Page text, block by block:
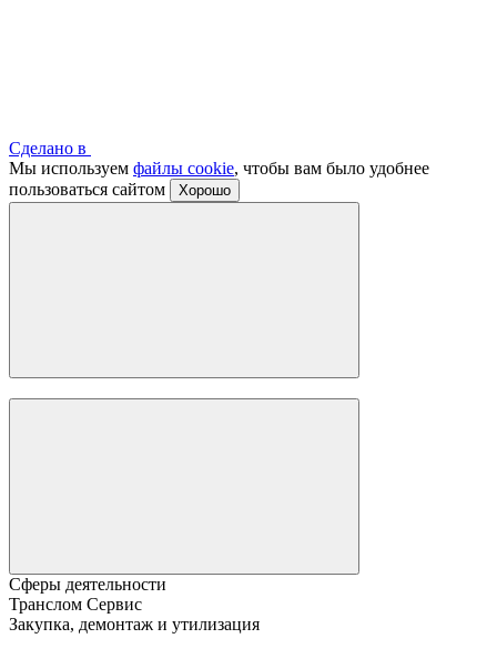
Сделано в
Мы используем файлы cookie, чтобы вам было удобнее
пользоваться сайтом
Хорошо
Сферы деятельности
Транслом Сервис
Закупка, демонтаж и утилизация